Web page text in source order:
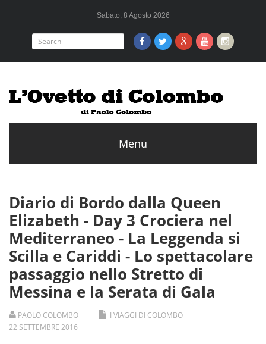
Sabato, 8 Agosto 2026
Diario di Bordo dalla Queen
Elizabeth - Day 3 Crociera nel
Mediterraneo - La Leggenda si
Scilla e Cariddi - Lo spettacolare
passaggio nello Stretto di
Messina e la Serata di Gala
PAOLO COLOMBO
I VIAGGI DI COLOMBO
22 SETTEMBRE 2016